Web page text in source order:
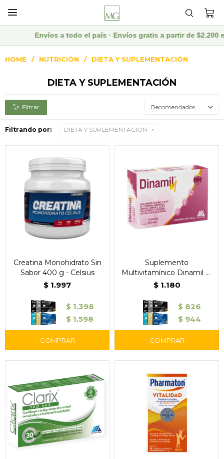

Envíos a todo el país · Envíos gratis a partir de $2.200 en
HOME NUTRICIÓN DIETA Y SUPLEMENTACIÓN
DIETA Y SUPLEMENTACIÓN
Recomendados
Filtrando por: DIETA Y SUPLEMENTACIÓN
Creatina Monohidrato Sin
Sabor 400 g - Celsius
$ 1.997
$ 1.398
$ 1.598
Suplemento
Multivitamínico Dinamil M
30 Cápsulas Blandas -
$ 1.180
$ 826
$ 944